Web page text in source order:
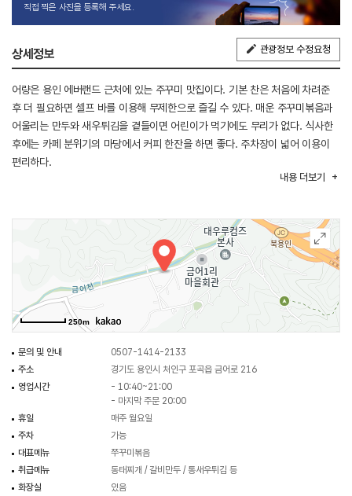
직접 찍은 사진을 등록해 주세요.
상세정보 관광정보 수정요청
어량은 용인 에버랜드 근처에 있는 주꾸미 맛집이다. 기본 찬은 처음에 차려준
후 더 필요하면 셀프 바를 이용해 무제한으로 즐길 수 있다. 매운 주꾸미볶음과
어울리는 만두와 새우튀김을 곁들이면 어린이가 먹기에도 무리가 없다. 식사한
후에는 카페 분위기의 마당에서 커피 한잔을 하면 좋다. 주차장이 넓어 이용이
편리하다.
내용 더보기
250m
문의 및 안내
0507-1414-2133
주소
경기도 용인시 처인구 포곡읍 금어로 216
영업시간
- 10:40~21:00
- 마지막 주문 20:00
휴일
매주 월요일
주차
가능
대표메뉴
쭈꾸미볶음
취급메뉴
동태찌개 / 갈비만두 / 통새우튀김 등
화장실
있음